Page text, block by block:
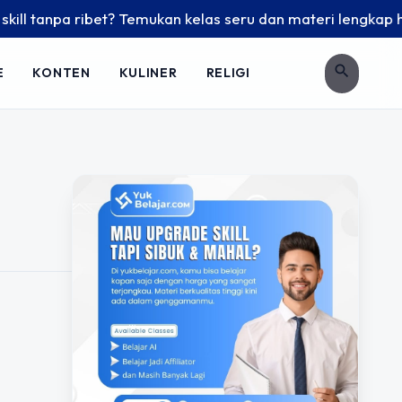
tanpa ribet? Temukan kelas seru dan materi lengkap
KONTEN KULINER RELIGI search